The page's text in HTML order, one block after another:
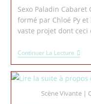
Sexo Paladin
formé par Chloé Py
vaste projet dont ceci
Continuer La Lecture
Scène Vivante |